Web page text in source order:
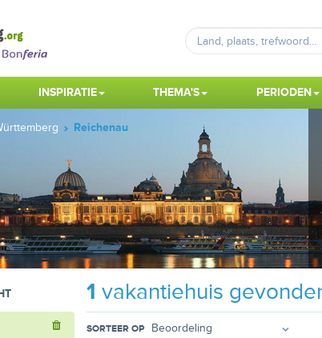
INSPIRATIE THEMA'S PERIODEN
Reichenau
1 vakantiehuis
SORTEER OP